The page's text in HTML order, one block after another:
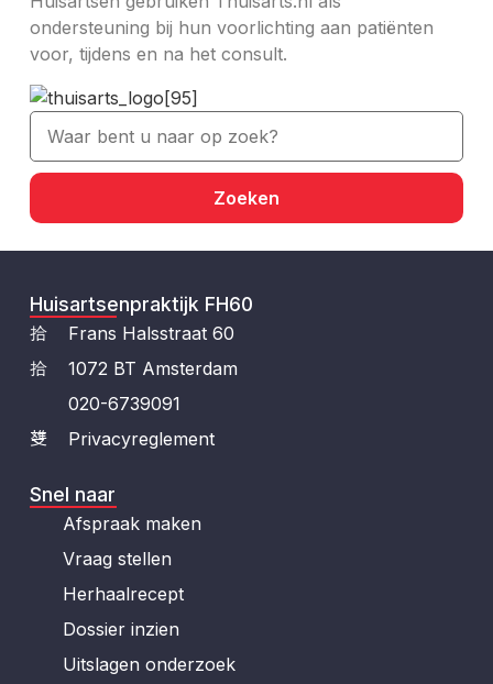
ondersteuning bij hun voorlichting aan patiënten
voor, tijdens en na het consult.
Zoeken
Huisartsenpraktijk FH60
Frans Halsstraat 60
1072 BT Amsterdam
020-6739091
Privacyreglement
Snel naar
Afspraak maken
Vraag stellen
Herhaalrecept
Dossier inzien
Uitslagen onderzoek